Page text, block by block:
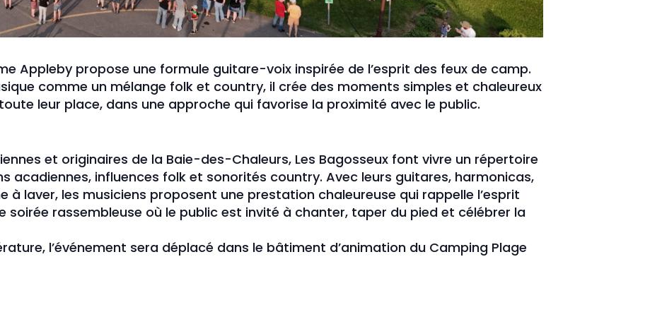
Appleby propose une formule guitare-voix inspirée de l’esprit des feux de camp.
comme un mélange folk et country, il crée des moments simples et chaleureux
leur place, dans une approche qui favorise la proximité avec le public.
et originaires de la Baie-des-Chaleurs, Les Bagosseux font vivre un répertoire
acadiennes, influences folk et sonorités country. Avec leurs guitares, harmonicas,
à laver, les musiciens proposent une prestation chaleureuse qui rappelle l’esprit
soirée rassembleuse où le public est invité à chanter, taper du pied et célébrer la
l’événement sera déplacé dans le bâtiment d’animation du Camping Plage